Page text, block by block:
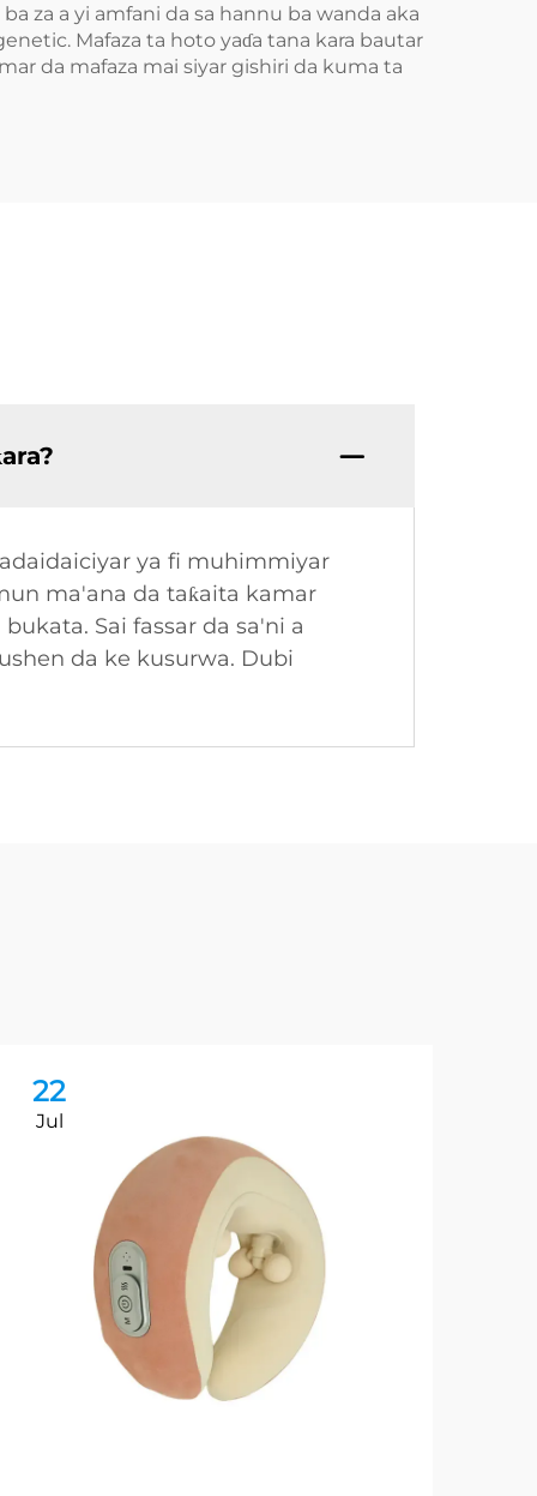
za a yi amfani da sa hannu ba wanda aka
Mafaza ta hoto yaɗa tana kara bautar
da mafaza mai siyar gishiri da kuma ta
ya fi muhimmiyar
ma'ana da taƙaita kamar
Sai fassar da sa'ni a
da ke kusurwa. Dubi
22
Jul